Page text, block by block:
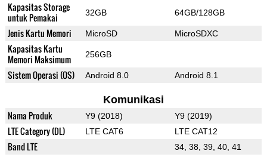
Kapasitas Storage
untuk Pemakai
32GB 64GB/128GB
Jenis Kartu Memori MicroSD MicroSDXC
Kapasitas Kartu
Memori Maksimum
256GB
Sistem Operasi (OS) Android 8.0 Android 8.1
Komunikasi
Nama Produk Y9 (2018) Y9 (2019)
LTE Category (DL) LTE CAT6 LTE CAT12
Band LTE 34, 38, 39, 40, 41